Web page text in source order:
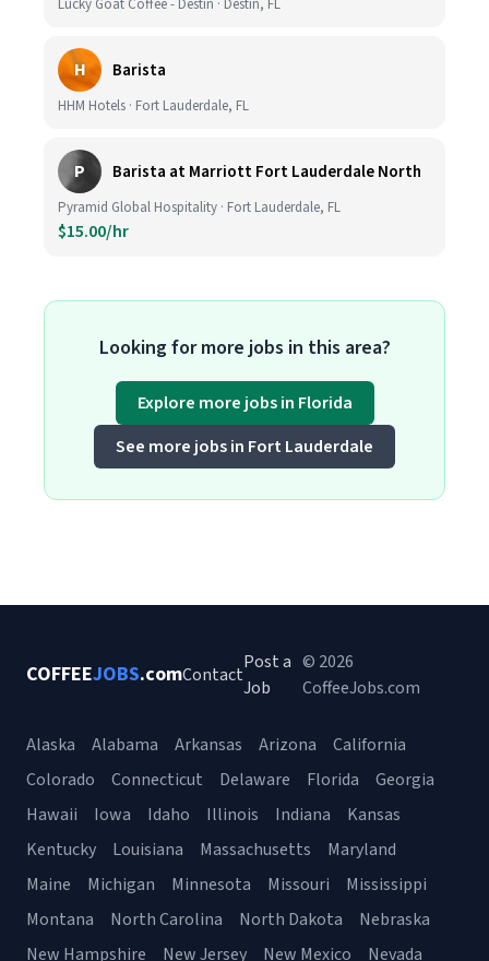
Lucky Goat Coffee - Destin · Destin, FL
H Barista
HHM Hotels · Fort Lauderdale, FL
P Barista at Marriott Fort Lauderdale North
Pyramid Global Hospitality · Fort Lauderdale, FL
$15.00/hr
Looking for more jobs in this area?
Explore more jobs in Florida
See more jobs in Fort Lauderdale
COFFEEJOBS.comContact
Post a
Job
© 2026
CoffeeJobs.com
Alaska Alabama Arkansas Arizona
California
Colorado
Connecticut Delaware Florida
Georgia
Hawaii
Iowa Idaho Illinois Indiana
Kansas
Kentucky
Louisiana Massachusetts
Maryland
Maine
Michigan Minnesota Missouri
Mississippi
Montana
North Carolina North Dakota
Nebraska
New Hampshire
New Jersey New Mexico Nevada